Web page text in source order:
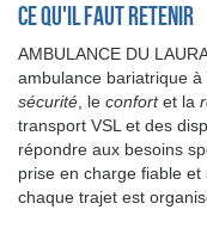
Ce qu'il faut retenir
AMBULANCE DU
ambulance bariatrique
sécurité, le confortet la
transport VSL et des
répondre aux besoins
prise en charge fiable
chaque trajet est